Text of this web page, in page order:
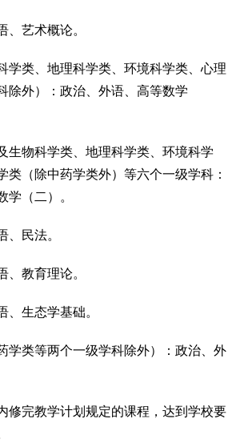
、艺术概论。
学类、地理科学类、环境科学类、心理
除外）：政治、外语、高等数学
生物科学类、地理科学类、环境科学
类（除中药学类外）等六个一级学科：
学（二）。
、民法。
、教育理论。
、生态学基础。
学类等两个一级学科除外）：政治、外
修完教学计划规定的课程，达到学校要